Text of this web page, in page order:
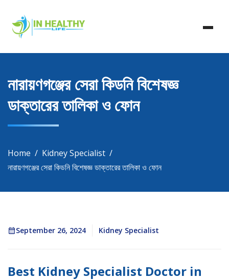
content
In Healthy Life
In Healthy Life, Healthy Life, Health Life, Doctor List,
Doctor Listing
নারায়ণগঞ্জের সেরা কিডনি বিশেষজ্ঞ
ডাক্তারের তালিকা ও ফোন
Home
Kidney Specialist
নারায়ণগঞ্জের সেরা কিডনি বিশেষজ্ঞ ডাক্তারের তালিকা ও ফোন
September 26, 2024 Kidney Specialist
Best Kidney Specialist Doctor in